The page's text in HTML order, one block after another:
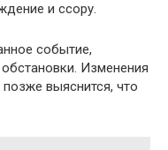
и ссору.
событие,
Изменения
выяснится, что